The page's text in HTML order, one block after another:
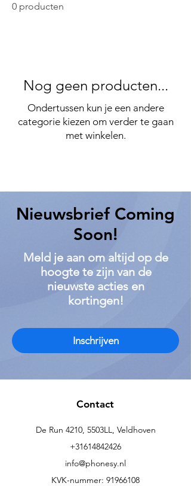
0 producten
Nog geen producten...
Ondertussen kun je een andere
categorie kiezen om verder te gaan
met winkelen.
Nieuwsbrief Coming
Soon!
Meld je aan om altijd op de
hoogte te zijn van de
nieuwste acties en
kortingen!
Inschrijven
Contact
De Run 4210, 5503LL, Veldhoven
+31614842426
info@phonesy.nl
KVK-nummer: 91966108